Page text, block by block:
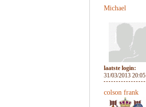
Michael
laatste login:
31/03/2013 20:05
colson frank